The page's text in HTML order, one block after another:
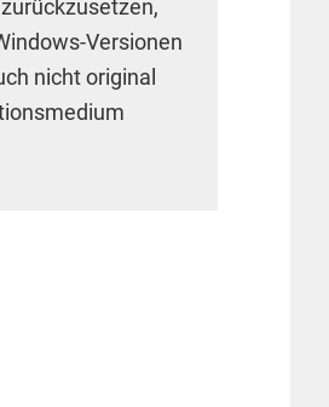
Versionen
nicht original